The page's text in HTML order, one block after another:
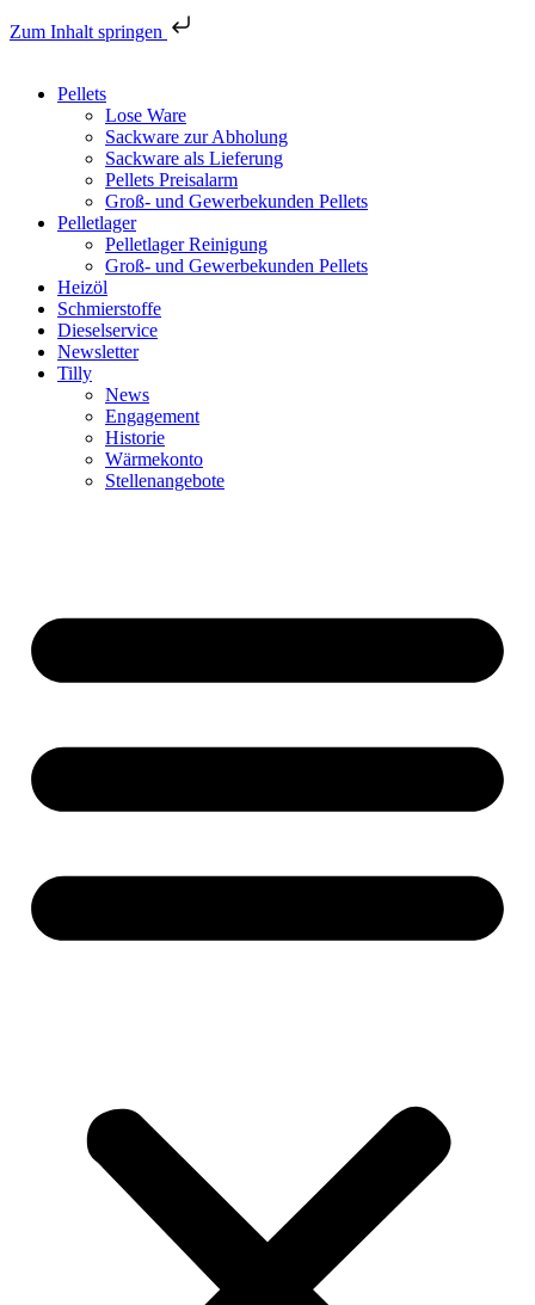
Zum Inhalt springen
Pellets
Lose Ware
Sackware zur Abholung
Sackware als Lieferung
Pellets Preisalarm
Groß- und Gewerbekunden Pellets
Pelletlager
Pelletlager Reinigung
Groß- und Gewerbekunden Pellets
Heizöl
Schmierstoffe
Dieselservice
Newsletter
Tilly
News
Engagement
Historie
Wärmekonto
Stellenangebote